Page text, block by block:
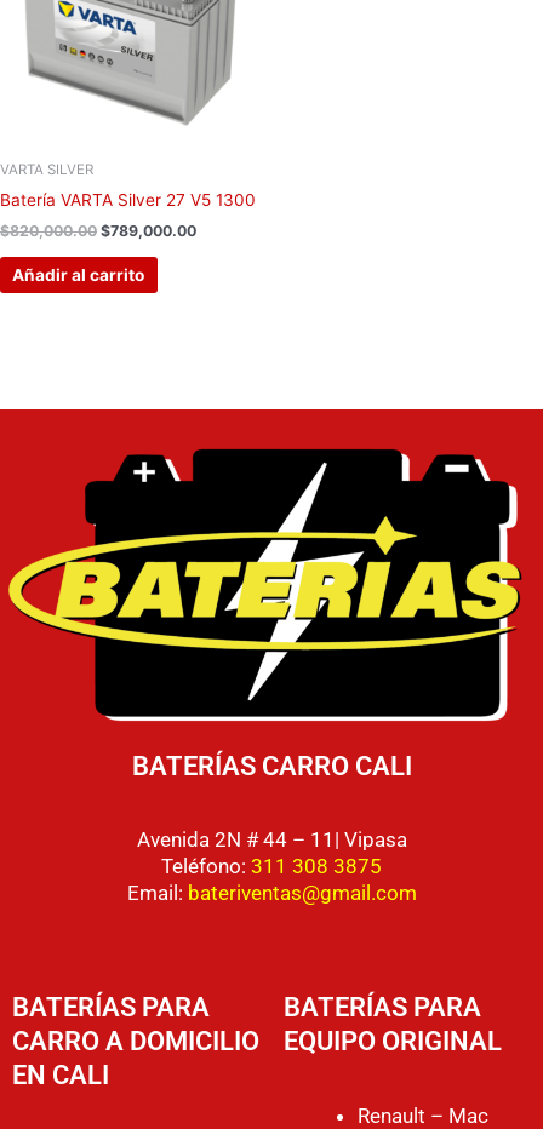
VARTA SILVER
Batería VARTA Silver 27 V5 1300
$820,000.00 $789,000.00
Añadir al carrito
BATERÍAS CARRO CALI
Avenida 2N # 44 – 11| Vipasa
Teléfono: 311 308 3875
Email: bateriventas@gmail.com
BATERÍAS PARA
CARRO A DOMICILIO
EN CALI
BATERÍAS PARA
EQUIPO ORIGINAL
Renault – Mac